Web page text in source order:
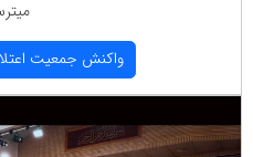
واكنش جمعیت